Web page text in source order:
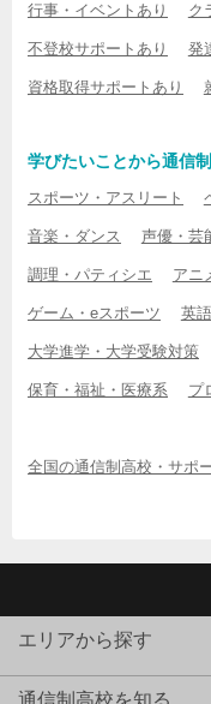
行事・イベントあり ク
不登校サポートあり 発
資格取得サポートあり
学びたいことから通信
スポーツ・アスリート
音楽・ダンス 声優・芸
調理・パティシエ アニ
ゲーム・eスポーツ 英
大学進学・大学受験対策
保育・福祉・医療系 プ
全国の通信制高校・サポ
エリアから探す